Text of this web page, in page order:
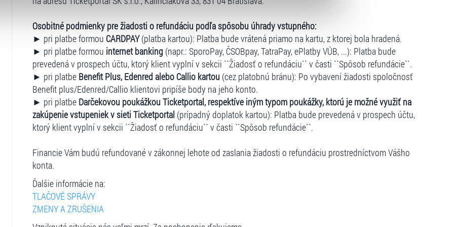
naleznete níže. Možnosti zpracování upravíte zaškrtnutím příslušné varianty. Svoji volbu
Produkcia: KULTÚRA POD HVIEZDAMI s.r.o.
VSTUPENKY
Vstupenky je možné zakúpiť v niekoľkých kategóriách:
VIP kategória:74 €
1. kategória:38 €
2. kategória:34€
4. kategória:25 €
5. kategória ( na stanie ):
ZTP/P (vozíčkari):34 €
ZŤP/P pre predstavenie 28.6.2025 v TRNAVE - VYPREDANÉ
Osobitné podmienky pre žiadosti o refundáciu podľa spôsobu úhrady vstupného:
► pri platbe formou CARDPAY(platba kartou): Platba bude vrátená priamo na kartu, z ktorej bola hradená.
► pri platbe formou internet banking (napr.: SporoPay, ČSOBpay, TatraPay, ePlatby VÚB, ...): Platba bude
prevedená v prospech účtu, ktorý klient vyplní v sekcii ``Žiadosť o refundáciu`` v časti ``Spôsob refundácie``.
► pri platbe Benefit Plus, Edenred alebo Callio kartou (cez platobnú bránu): Po vybavení žiadosti spoločnosť
Benefit plus/Edenred/Callio klientovi pripíše body na jeho konto.
► pri platbe Darčekovou poukážkou Ticketportal, respektíve iným typom poukážky, ktorú je možné využiť na
zakúpenie vstupeniek v sieti Ticketportal (prípadný doplatok kartou): Platba bude prevedená v prospech účtu,
ktorý klient vyplní v sekcii ``Žiadosť o refundáciu`` v časti ``Spôsob refundácie``.
Financie Vám budú refundované v zákonnej lehote od zaslania žiadosti o refundáciu prostredníctvom Vášho
konta.
Ďalšie informácie na:
TLAČOVÉ SPRÁVY
ZMENY A ZRUŠENIA